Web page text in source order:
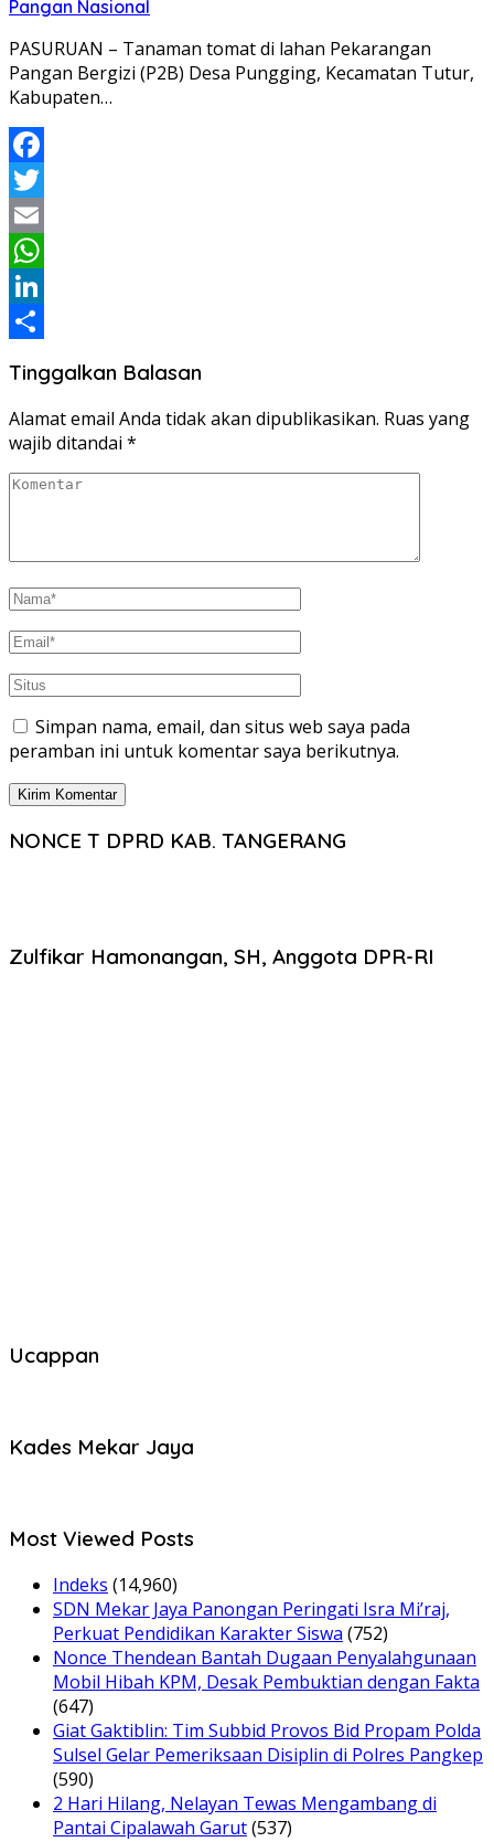
Pangan Nasional
PASURUAN – Tanaman tomat di lahan Pekarangan
Pangan Bergizi (P2B) Desa Pungging, Kecamatan Tutur,
Kabupaten…
Facebook
Twitter
Email
WhatsApp
LinkedIn
Tinggalkan Balasan
Alamat email Anda tidak akan dipublikasikan. Ruas yang
wajib ditandai *
Simpan nama, email, dan situs web saya pada
peramban ini untuk komentar saya berikutnya.
NONCE T DPRD KAB. TANGERANG
Zulfikar Hamonangan, SH, Anggota DPR-RI
Ucappan
Kades Mekar Jaya
Most Viewed Posts
Indeks (14,960)
SDN Mekar Jaya Panongan Peringati Isra Mi’raj,
Perkuat Pendidikan Karakter Siswa (752)
Nonce Thendean Bantah Dugaan Penyalahgunaan
Mobil Hibah KPM, Desak Pembuktian dengan Fakta
(647)
Giat Gaktiblin: Tim Subbid Provos Bid Propam Polda
Sulsel Gelar Pemeriksaan Disiplin di Polres Pangkep
(590)
2 Hari Hilang, Nelayan Tewas Mengambang di
Pantai Cipalawah Garut(537)